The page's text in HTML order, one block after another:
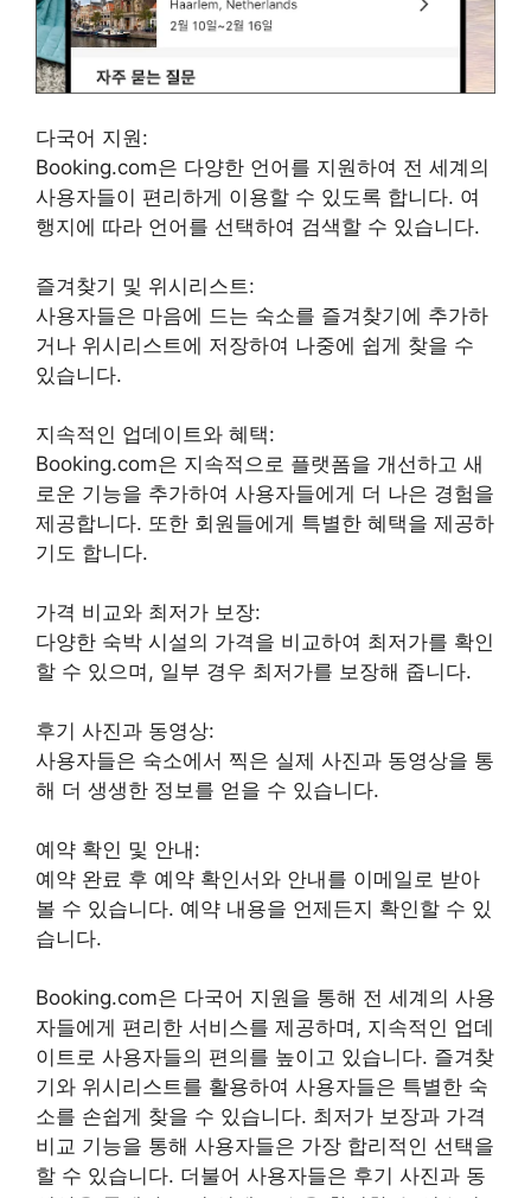
다국어 지원:
Booking.com은 다양한 언어를 지원하여 전 세계의
사용자들이 편리하게 이용할 수 있도록 합니다. 여
행지에 따라 언어를 선택하여 검색할 수 있습니다.
즐겨찾기 및 위시리스트:
사용자들은 마음에 드는 숙소를 즐겨찾기에 추가하
거나 위시리스트에 저장하여 나중에 쉽게 찾을 수
있습니다.
지속적인 업데이트와 혜택:
Booking.com은 지속적으로 플랫폼을 개선하고 새
로운 기능을 추가하여 사용자들에게 더 나은 경험을
제공합니다. 또한 회원들에게 특별한 혜택을 제공하
기도 합니다.
가격 비교와 최저가 보장:
다양한 숙박 시설의 가격을 비교하여 최저가를 확인
할 수 있으며, 일부 경우 최저가를 보장해 줍니다.
후기 사진과 동영상:
사용자들은 숙소에서 찍은 실제 사진과 동영상을 통
해 더 생생한 정보를 얻을 수 있습니다.
예약 확인 및 안내:
예약 완료 후 예약 확인서와 안내를 이메일로 받아
볼 수 있습니다. 예약 내용을 언제든지 확인할 수 있
습니다.
Booking.com은 다국어 지원을 통해 전 세계의 사용
자들에게 편리한 서비스를 제공하며, 지속적인 업데
이트로 사용자들의 편의를 높이고 있습니다. 즐겨찾
기와 위시리스트를 활용하여 사용자들은 특별한 숙
소를 손쉽게 찾을 수 있습니다. 최저가 보장과 가격
비교 기능을 통해 사용자들은 가장 합리적인 선택을
할 수 있습니다. 더불어 사용자들은 후기 사진과 동